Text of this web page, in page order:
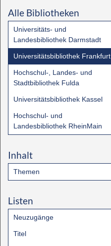
Alle Bibliotheken
Universitäts- und
Landesbibliothek Darmstadt
Universitätsbibliothek Frankfurt
Hochschul-, Landes- und
Stadtbibliothek Fulda
Universitätsbibliothek Kassel
Hochschul- und
Landesbibliothek RheinMain
Inhalt
Themen
Listen
Neuzugänge
Titel